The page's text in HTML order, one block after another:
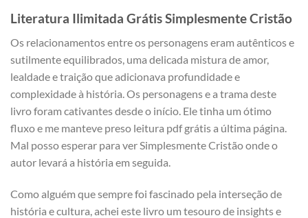
Literatura Ilimitada Grátis Simplesmente Cristão
Os relacionamentos entre os personagens eram autênticos e
sutilmente equilibrados, uma delicada mistura de amor,
lealdade e traição que adicionava profundidade e
complexidade à história. Os personagens e a trama deste
livro foram cativantes desde o início. Ele tinha um ótimo
fluxo e me manteve preso leitura pdf grátis a última página.
Mal posso esperar para ver Simplesmente Cristão onde o
autor levará a história em seguida.
Como alguém que sempre foi fascinado pela interseção de
história e cultura, achei este livro um tesouro de insights e